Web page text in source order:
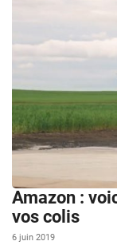
Amazon :
vos colis
6 juin 2019